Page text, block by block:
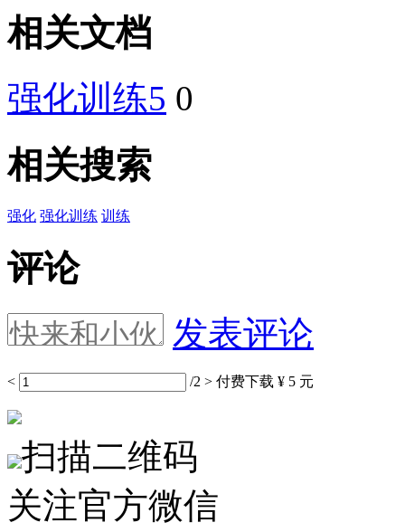
相关文档
强化训练5 0
相关搜索
强化 强化训练 训练
评论
发表评论
< /2 > 付费下载 ¥ 5 元
扫描二维码
关注官方微信